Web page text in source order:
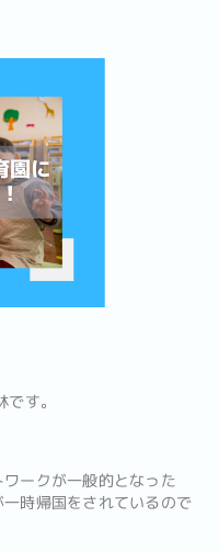
です。
ークが一般的となった
時帰国をされているので